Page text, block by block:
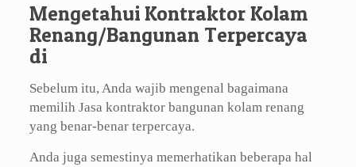
Mengetahui Kontraktor Kolam
Renang/Bangunan Terpercaya
di
Sebelum itu, Anda wajib mengenal bagaimana
memilih Jasa kontraktor bangunan kolam renang
yang benar-benar terpercaya.
Anda juga semestinya memerhatikan beberapa hal